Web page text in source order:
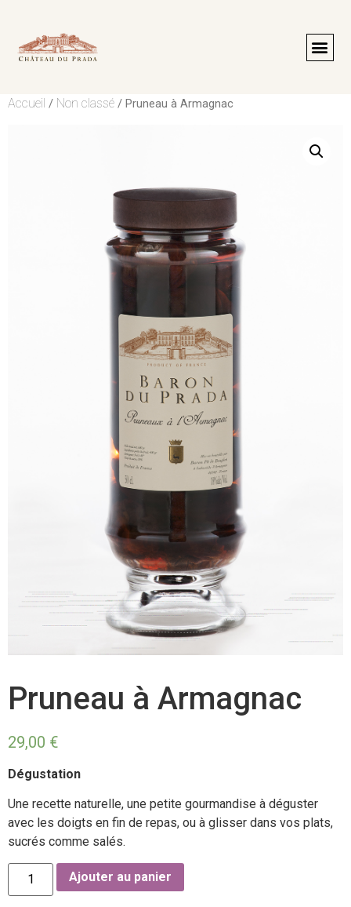
Accueil / Non classé / Pruneau à Armagnac
Pruneau à Armagnac
29,00 €
Dégustation
Une recette naturelle, une petite gourmandise à déguster
avec les doigts en fin de repas, ou à glisser dans vos plats,
sucrés comme salés.
Ajouter au panier